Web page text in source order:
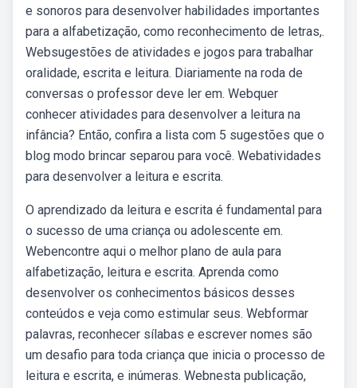
e sonoros para desenvolver habilidades importantes
para a alfabetização, como reconhecimento de letras,.
Websugestões de atividades e jogos para trabalhar
oralidade, escrita e leitura. Diariamente na roda de
conversas o professor deve ler em. Webquer
conhecer atividades para desenvolver a leitura na
infância? Então, confira a lista com 5 sugestões que o
blog modo brincar separou para você. Webatividades
para desenvolver a leitura e escrita.
O aprendizado da leitura e escrita é fundamental para
o sucesso de uma criança ou adolescente em.
Webencontre aqui o melhor plano de aula para
alfabetização, leitura e escrita. Aprenda como
desenvolver os conhecimentos básicos desses
conteúdos e veja como estimular seus. Webformar
palavras, reconhecer sílabas e escrever nomes são
um desafio para toda criança que inicia o processo de
leitura e escrita, e inúmeras. Webnesta publicação,